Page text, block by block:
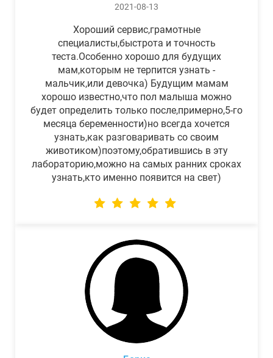
2021-08-13
Хороший сервис,грамотные
специалисты,быстрота и точность
теста.Особенно хорошо для будущих
мам,которым не терпится узнать -
мальчик,или девочка) Будущим мамам
хорошо известно,что пол малыша можно
будет определить только после,примерно,5-го
месяца беременности)но всегда хочется
узнать,как разговаривать со своим
животиком)поэтому,обратившись в эту
лабораторию,можно на самых ранних сроках
узнать,кто именно появится на свет)